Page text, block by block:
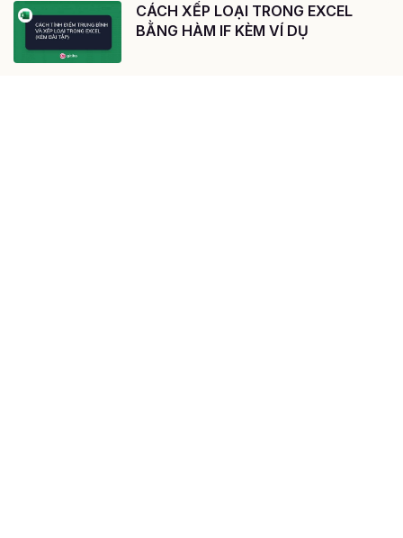
CÁCH XẾP LOẠI TRONG EXCEL
BẰNG HÀM IF KÈM VÍ DỤ